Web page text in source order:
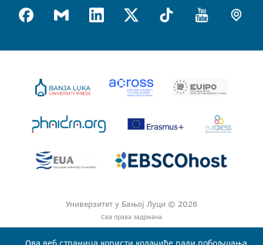
Универзитет у Бањој Луци © 2026
Сва права задржана